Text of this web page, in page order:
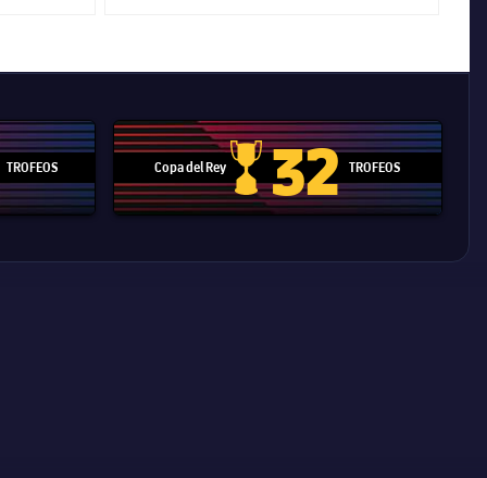
de Clubes
TROFEOS Copa del Rey
Copa del Rey
32 TROFEOS